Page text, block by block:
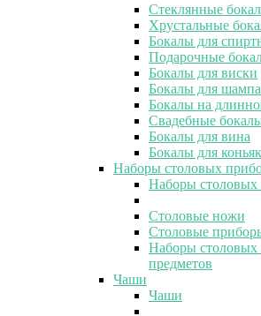
Стеклянные
Хрустальные
Бокалы для
Подарочные
Бокалы для виски
Бокалы для
Бокалы на
Свадебные
Бокалы для вина
Бокалы для
Наборы столовых
Наборы столовых
Столовые ножи
Столовые
Наборы столовых
предметов
Чаши
Чаши